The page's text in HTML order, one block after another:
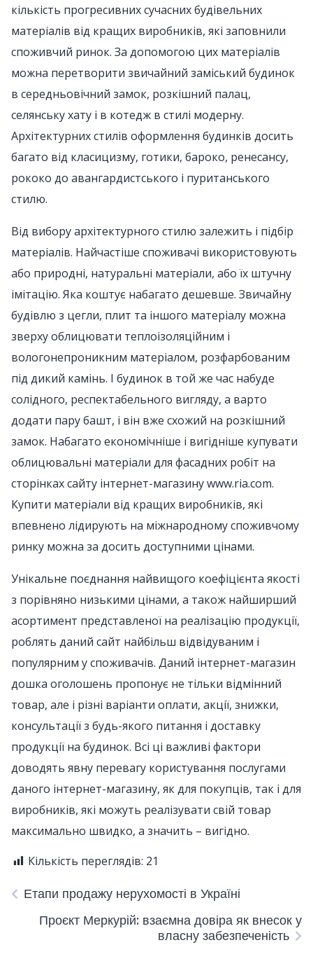
кількість прогресивних сучасних будівельних
матеріалів від кращих виробників, які заповнили
споживчий ринок. За допомогою цих матеріалів
можна перетворити звичайний заміський будинок
в середньовічний замок, розкішний палац,
селянську хату і в котедж в стилі модерну.
Архітектурних стилів оформлення будинків досить
багато від класицизму, готики, бароко, ренесансу,
рококо до авангардистського і пуританського
стилю.
Від вибору архітектурного стилю залежить і підбір
матеріалів. Найчастіше споживачі використовують
або природні, натуральні матеріали, або їх штучну
імітацію. Яка коштує набагато дешевше. Звичайну
будівлю з цегли, плит та іншого матеріалу можна
зверху облицювати теплоізоляційним і
вологонепроникним матеріалом, розфарбованим
під дикий камінь. І будинок в той же час набуде
солідного, респектабельного вигляду, а варто
додати пару башт, і він вже схожий на розкішний
замок. Набагато економічніше і вигідніше купувати
облицювальні матеріали для фасадних робіт на
сторінках сайту інтернет-магазину www.ria.com.
Купити матеріали від кращих виробників, які
впевнено лідирують на міжнародному споживчому
ринку можна за досить доступними цінами.
Унікальне поєднання найвищого коефіцієнта якості
з порівняно низькими цінами, а також найширший
асортимент представленої на реалізацію продукції,
роблять даний сайт найбільш відвідуваним і
популярним у споживачів. Даний інтернет-магазин
дошка оголошень пропонує не тільки відмінний
товар, але і різні варіанти оплати, акції, знижки,
консультації з будь-якого питання і доставку
продукції на будинок. Всі ці важливі фактори
доводять явну перевагу користування послугами
даного інтернет-магазину, як для покупців, так і для
виробників, які можуть реалізувати свій товар
максимально швидко, а значить – вигідно.
Кількість переглядів: 21
Етапи продажу нерухомості в Україні
Проєкт Меркурій: взаємна довіра як внесок у
власну забезпеченість